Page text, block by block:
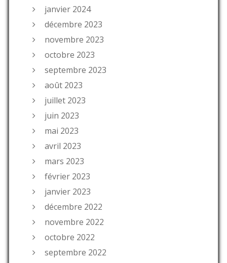
janvier 2024
décembre 2023
novembre 2023
octobre 2023
septembre 2023
août 2023
juillet 2023
juin 2023
mai 2023
avril 2023
mars 2023
février 2023
janvier 2023
décembre 2022
novembre 2022
octobre 2022
septembre 2022